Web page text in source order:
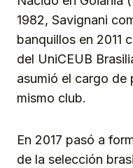
1982, Savignani
banquillos en 2011
del UniCEUB
asumió el cargo de
mismo club.
En 2017 pasó a
de la selección